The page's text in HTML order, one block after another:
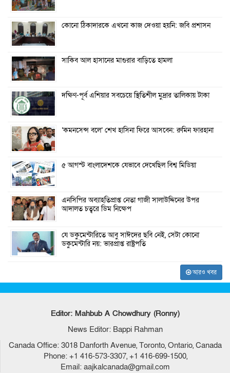
কোনো ঠিকাদারকে এখনো কাজ দেওয়া হয়নি: জবি প্রশাসন
সাকিব আল হাসানের মাগুরার বাড়িতে হামলা
দক্ষিণ-পূর্ব এশিয়ার সবচেয়ে স্থিতিশীল মুদ্রার তালিকায় টাকা
‘কমনসেন্স বলে’ শেখ হাসিনা ফিরে আসবেন: রুমিন ফারহানা
৫ আগস্ট বাংলাদেশকে যেভাবে দেখেছিল বিশ্ব মিডিয়া
এনসিপির অব্যাহতিপ্রাপ্ত নেতা গাজী সালাউদ্দিনের উপর
আদালত চত্বরে ডিম নিক্ষেপ
যে ডকুমেন্টারিতে আবু সাঈদের ছবি নেই, সেটা কোনো
ডকুমেন্টারি নয়: ভারপ্রাপ্ত রাষ্ট্রপতি
আরও খবর
Editor: Mahbub A Chowdhury (Ronny)
News Editor: Bappi Rahman
Canada Office: 3018 Danforth Avenue, Toronto, Ontario, Canada
Phone: +1 416-573-3307, +1 416-699-1500,
Email: aajkalcanada@gmail.com